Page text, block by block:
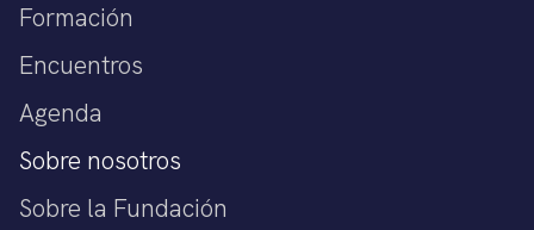
Formación
Encuentros
Agenda
Sobre nosotros
Sobre la Fundación